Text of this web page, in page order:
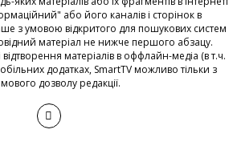
або його каналів і сторінок в
з умовою відкритого для пошукових систем
матеріал не нижче першого абзацу.
матеріалів в оффлайн-медіа (в т.ч.
додатках, SmartTV можливо тільки з
дозволу редакції.